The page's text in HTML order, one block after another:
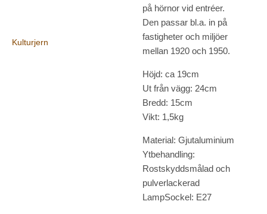
Kulturjern
på hörnor vid entréer.
Den passar bl.a. in på
fastigheter och miljöer
mellan 1920 och 1950.
Höjd: ca 19cm
Ut från vägg: 24cm
Bredd: 15cm
Vikt: 1,5kg
Material: Gjutaluminium
Ytbehandling:
Rostskyddsmålad och
pulverlackerad
LampSockel: E27